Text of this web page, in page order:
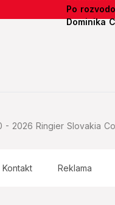
Po
Dominika
- 2026 Ringier Slovakia
Kontakt Reklama